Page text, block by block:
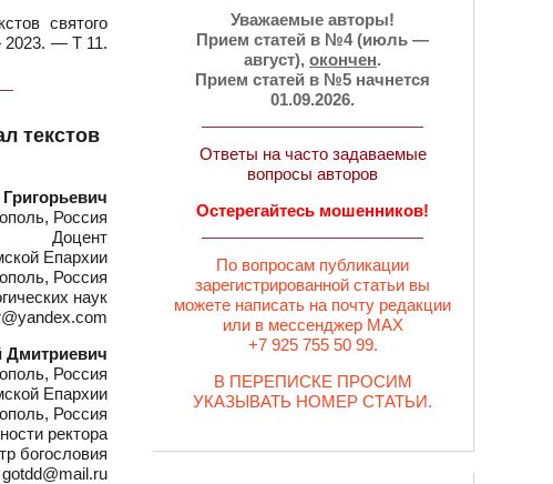
святого
2023. — Т 11.
текстов
Россия
Доцент
Епархии
Россия
наук
Дмитриевич
Россия
Епархии
Россия
ректора
богословия
Уважаемые авторы!
Прием статей в №4 (июль —
август), окончен.
Прием статей в №5 начнется
01.09.2026.
Ответы на часто задаваемые
вопросы авторов
Остерегайтесь мошенников!
По вопросам публикации
зарегистрированной статьи вы
можете написать на почту редакции
или в мессенджер MAX
+7 925 755 50 99.
В ПЕРЕПИСКЕ ПРОСИМ
УКАЗЫВАТЬ НОМЕР СТАТЬИ.